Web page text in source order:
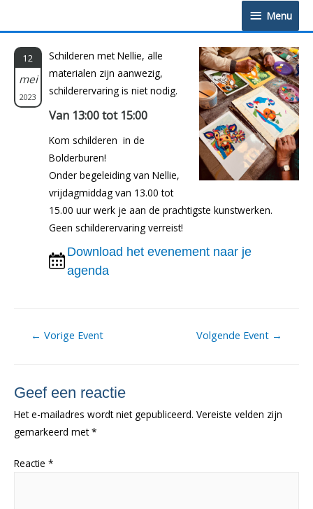
Menu
Menu
12
mei
2023
Schilderen met Nellie, alle
materialen zijn aanwezig,
schilderervaring is niet nodig.
Van 13:00 tot 15:00
Kom schilderen in de
Bolderburen!
Onder begeleiding van Nellie,
vrijdagmiddag van 13.00 tot
15.00 uur werk je aan de prachtigste kunstwerken.
Geen schilderervaring verreist!
Download het evenement naar je
agenda
Berichtnavigatie
← Vorige Event Volgende Event →
Geef een reactie
Het e-mailadres wordt niet gepubliceerd. Vereiste velden zijn
gemarkeerd met*
Reactie *